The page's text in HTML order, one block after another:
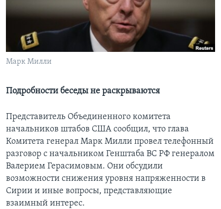
Learning English
СОЦИАЛЬНЫЕ СЕТИ
Языки
Марк Милли
Подробности беседы не раскрываются
Представитель Объединенного комитета
начальников штабов США сообщил, что глава
Комитета генерал Марк Милли провел телефонный
разговор с начальником Генштаба ВС РФ генералом
Валерием Герасимовым. Они обсудили
возможности снижения уровня напряженности в
Сирии и иные вопросы, представляющие
взаимный интерес.